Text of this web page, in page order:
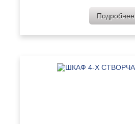
Подробнее